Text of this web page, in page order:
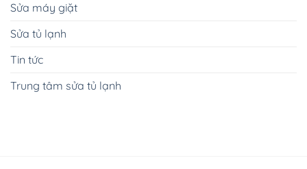
Sửa máy giặt
Sửa tủ lạnh
Tin tức
Trung tâm sửa tủ lạnh